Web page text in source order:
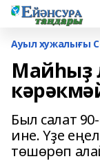
Ауыл хужалығы
Майһыҙ
Был салат
ине. Үҙе
төшөрөп